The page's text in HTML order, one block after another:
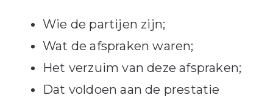
Wie de partijen zijn;
Wat de afspraken waren;
Het verzuim van deze afspraken;
Dat voldoen aan de prestatie